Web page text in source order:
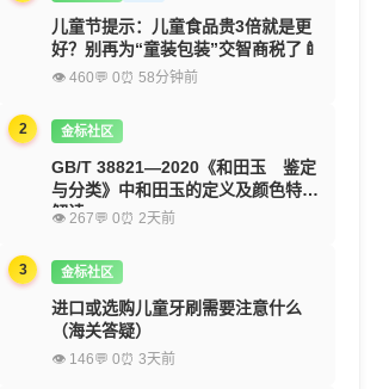
儿童节提示：儿童食品贵3倍就是更
好？别再为“童装包装”交智商税了🍼
👁 460💬 0⏰ 58分钟前
2 金标社区
GB/T 38821—2020《和田玉 鉴定
与分类》中和田玉的定义及颜色特征
解读
👁 267💬 0⏰ 2天前
3 金标社区
进口或选购儿童牙刷需要注意什么
（海关答疑）
👁 146💬 0⏰ 3天前